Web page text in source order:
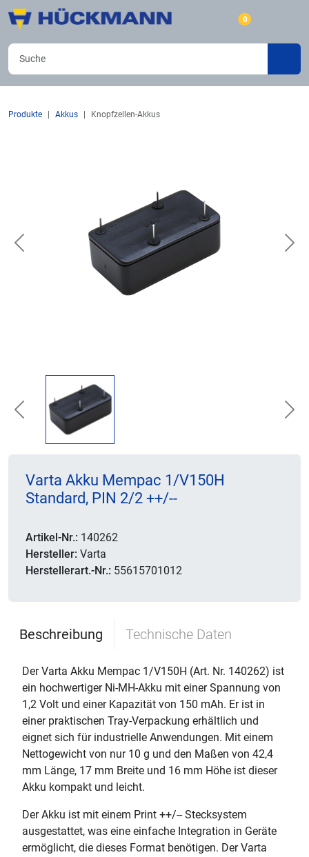
0
Produkte Akkus Knopfzellen-Akkus
Previous
Previous
Varta Akku Mempac 1/V150H
Standard, PIN 2/2 ++/--
Artikel-Nr.: 140262
Hersteller: Varta
Herstellerart.-Nr.: 55615701012
Beschreibung Technische Daten
Der Varta Akku Mempac 1/V150H (Art. Nr. 140262) ist
ein hochwertiger Ni-MH-Akku mit einer Spannung von
1,2 Volt und einer Kapazität von 150 mAh. Er ist in
einer praktischen Tray-Verpackung erhältlich und
eignet sich für industrielle Anwendungen. Mit einem
Nettogewicht von nur 10 g und den Maßen von 42,4
mm Länge, 17 mm Breite und 16 mm Höhe ist dieser
Akku kompakt und leicht.
Der Akku ist mit einem Print ++/-- Stecksystem
ausgestattet, was eine einfache Integration in Geräte
ermöglicht, die dieses Format benötigen. Der Varta